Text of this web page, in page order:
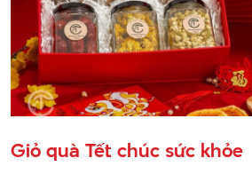
Giỏ quà Tết chúc sức khỏe